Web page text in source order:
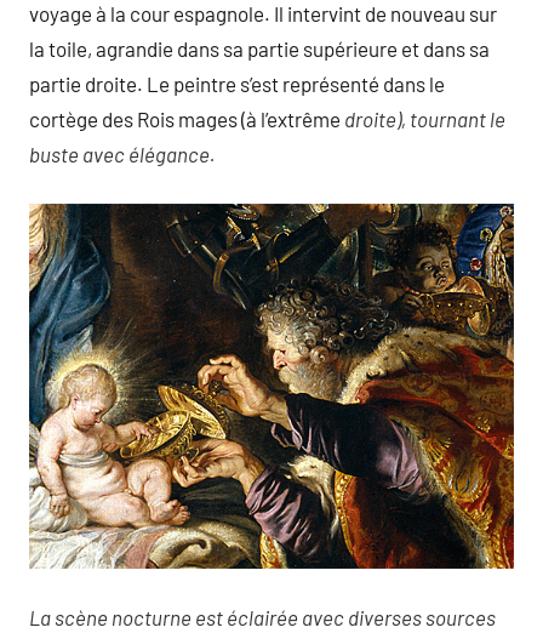
voyage à la cour espagnole. Il intervint de nouveau sur
la toile, agrandie dans sa partie supérieure et dans sa
partie droite. Le peintre s’est représenté dans le
cortège des Rois mages (à l’extrême droite), tournant le
buste avec élégance.
La scène nocturne est éclairée avec diverses sources